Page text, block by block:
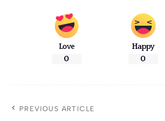
Love
0
Happy
0
PREVIOUS ARTICLE